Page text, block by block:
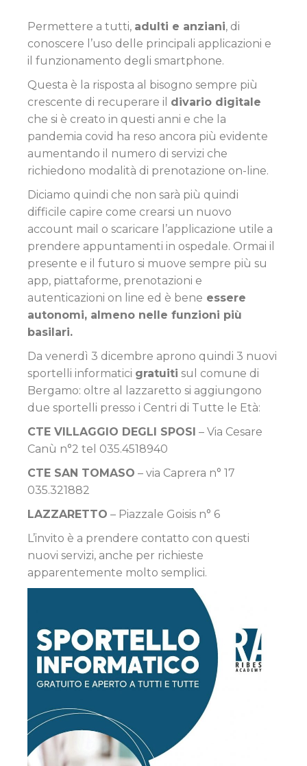
Permettere a tutti, adulti e anziani, di
conoscere l’uso delle principali applicazioni e
il funzionamento degli smartphone.
Questa è la risposta al bisogno sempre più
crescente di recuperare il divario digitale
che si è creato in questi anni e che la
pandemia covid ha reso ancora più evidente
aumentando il numero di servizi che
richiedono modalità di prenotazione on-line.
Diciamo quindi che non sarà più quindi
difficile capire come crearsi un nuovo
account mail o scaricare l’applicazione utile a
prendere appuntamenti in ospedale. Ormai il
presente e il futuro si muove sempre più su
app, piattaforme, prenotazioni e
autenticazioni on line ed è bene essere
autonomi, almeno nelle funzioni più
basilari.
Da venerdì 3 dicembre aprono quindi 3 nuovi
sportelli informatici gratuiti sul comune di
Bergamo: oltre al lazzaretto si aggiungono
due sportelli presso i Centri di Tutte le Età:
CTE VILLAGGIO DEGLI SPOSI – Via Cesare
Canù n°2 tel 035.4518940
CTE SAN TOMASO – via Caprera n° 17
035.321882
LAZZARETTO – Piazzale Goisis n° 6
L’invito è a prendere contatto con questi
nuovi servizi, anche per richieste
apparentemente molto semplici.